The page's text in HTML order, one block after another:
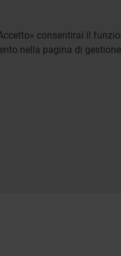
consentirai il
nella pagina di gestione